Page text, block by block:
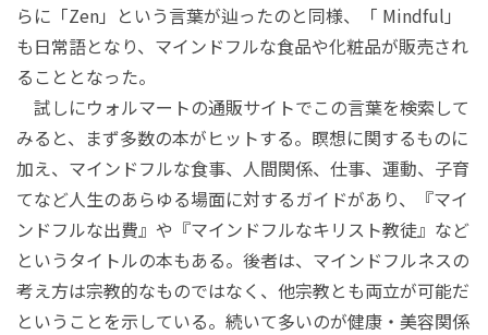
らに「Zen」という言葉が辿ったのと同様、「 Mindful」
も日常語となり、マインドフルな食品や化粧品が販売され
ることとなった。
試しにウォルマートの通販サイトでこの言葉を検索して
みると、まず多数の本がヒットする。瞑想に関するものに
加え、マインドフルな食事、人間関係、仕事、運動、子育
てなど人生のあらゆる場面に対するガイドがあり、『マイ
ンドフルな出費』や『マインドフルなキリスト教徒』など
というタイトルの本もある。後者は、マインドフルネスの
考え方は宗教的なものではなく、他宗教とも両立が可能だ
ということを示している。続いて多いのが健康・美容関係